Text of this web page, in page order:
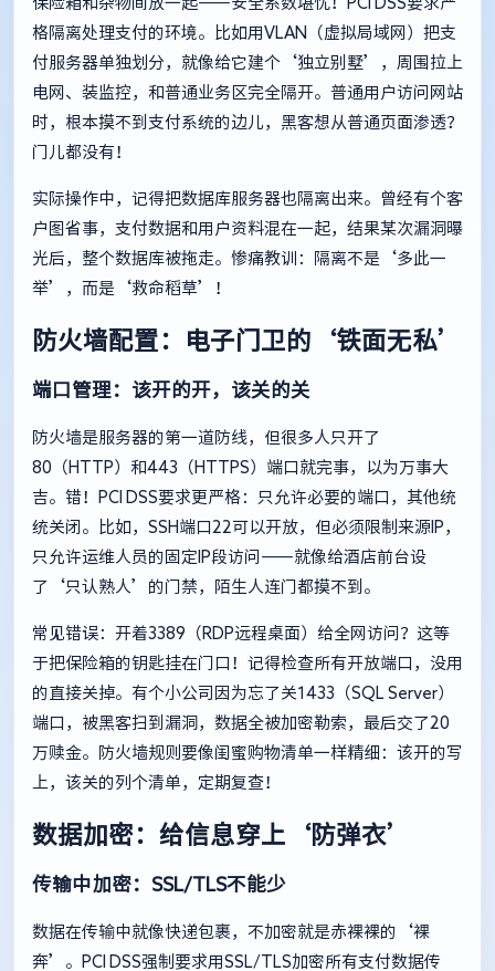
格隔离处理支付的环境。比如用VLAN（虚拟局域网）把支
付服务器单独划分，就像给它建个‘独立别墅’，周围拉上
电网、装监控，和普通业务区完全隔开。普通用户访问网站
时，根本摸不到支付系统的边儿，黑客想从普通页面渗透？
门儿都没有！
实际操作中，记得把数据库服务器也隔离出来。曾经有个客
户图省事，支付数据和用户资料混在一起，结果某次漏洞曝
光后，整个数据库被拖走。惨痛教训：隔离不是‘多此一
举’，而是‘救命稻草’！
防火墙配置：电子门卫的‘铁面无私’
端口管理：该开的开，该关的关
防火墙是服务器的第一道防线，但很多人只开了
80（HTTP）和443（HTTPS）端口就完事，以为万事大
吉。错！PCI DSS要求更严格：只允许必要的端口，其他统
统关闭。比如，SSH端口22可以开放，但必须限制来源IP，
只允许运维人员的固定IP段访问——就像给酒店前台设
了‘只认熟人’的门禁，陌生人连门都摸不到。
常见错误：开着3389（RDP远程桌面）给全网访问？这等
于把保险箱的钥匙挂在门口！记得检查所有开放端口，没用
的直接关掉。有个小公司因为忘了关1433（SQL Server）
端口，被黑客扫到漏洞，数据全被加密勒索，最后交了20
万赎金。防火墙规则要像闺蜜购物清单一样精细：该开的写
上，该关的列个清单，定期复查！
数据加密：给信息穿上‘防弹衣’
传输中加密：SSL/TLS不能少
数据在传输中就像快递包裹，不加密就是赤裸裸的‘裸
奔’。PCI DSS强制要求用SSL/TLS加密所有支付数据传